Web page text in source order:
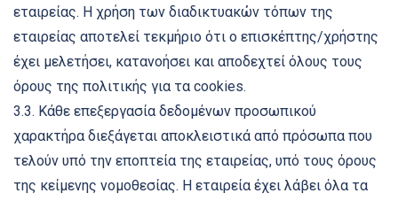
εταιρείας. Η χρήση των διαδικτυακών τόπων της
εταιρείας αποτελεί τεκμήριο ότι ο επισκέπτης/χρήστης
έχει μελετήσει, κατανοήσει και αποδεχτεί όλους τους
όρους της πολιτικής για τα cookies.
3.3. Κάθε επεξεργασία δεδομένων προσωπικού
χαρακτήρα διεξάγεται αποκλειστικά από πρόσωπα που
τελούν υπό την εποπτεία της εταιρείας, υπό τους όρους
της κείμενης νομοθεσίας. Η εταιρεία έχει λάβει όλα τα